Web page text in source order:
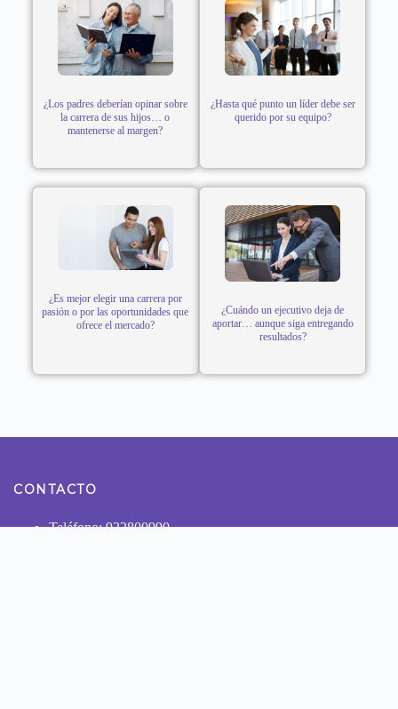
¿Los padres deberían opinar sobre
la carrera de sus hijos… o
mantenerse al margen?
¿Hasta qué punto un líder debe ser
querido por su equipo?
¿Es mejor elegir una carrera por
pasión o por las oportunidades que
ofrece el mercado?
¿Cuándo un ejecutivo deja de
aportar… aunque siga entregando
resultados?
CONTACTO
Teléfono: 922800990